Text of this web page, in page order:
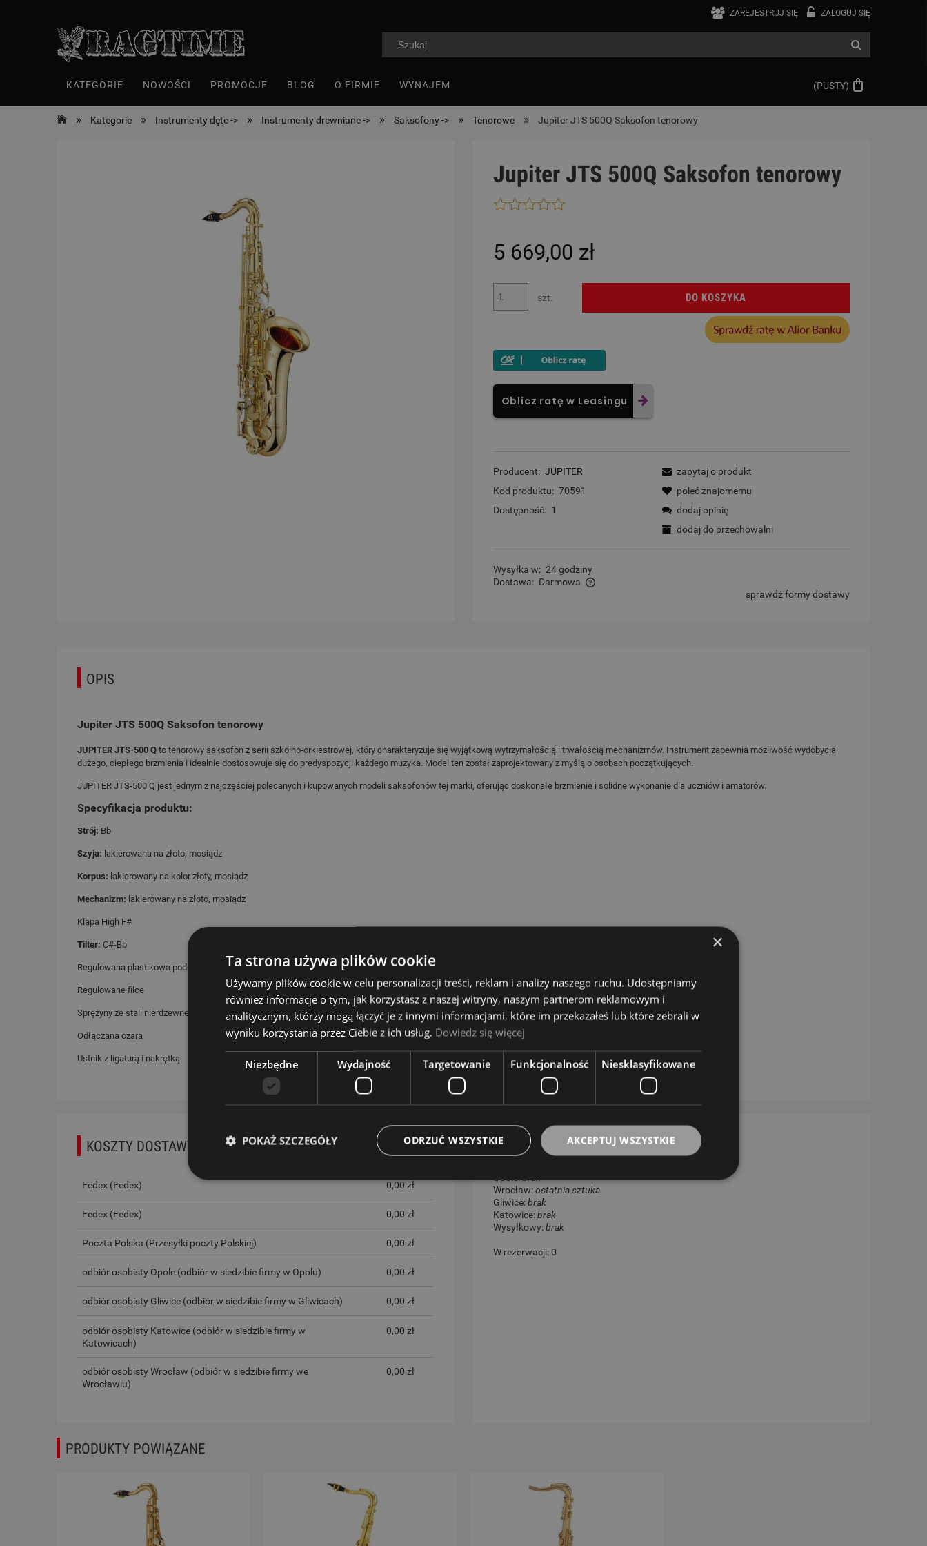
ZAREJESTRUJ SIĘ ZALOGUJ SIĘ
(PUSTY)
KATEGORIE NOWOŚCI PROMOCJE BLOG O FIRMIE WYNAJEM
» Kategorie » Instrumenty dęte -> » Instrumenty drewniane -> » Saksofony -> » Tenorowe » Jupiter JTS 500Q Saksofon tenorowy
Jupiter JTS 500Q Saksofon tenorowy
5 669,00 zł
szt. DO KOSZYKA
Oblicz ratę w Leasingu
Producent: JUPITER
Kod produktu: 70591
Dostępność: 1
zapytaj o produkt
poleć znajomemu
dodaj opinię
dodaj do przechowalni
Wysyłka w: 24 godziny
Dostawa: Darmowa
sprawdź formy dostawy
OPIS
Jupiter JTS 500Q Saksofon tenorowy
JUPITER JTS-500 Q to tenorowy saksofon z serii szkolno-orkiestrowej, który charakteryzuje się wyjątkową wytrzymałością i trwałością mechanizmów. Instrument zapewnia możliwość wydobycia
dużego, ciepłego brzmienia i idealnie dostosowuje się do predyspozycji każdego muzyka. Model ten został zaprojektowany z myślą o osobach początkujących.
JUPITER JTS-500 Q jest jednym z najczęściej polecanych i kupowanych modeli saksofonów tej marki, oferując doskonałe brzmienie i solidne wykonanie dla uczniów i amatorów.
Specyfikacja produktu:
Strój: Bb
Szyja: lakierowana na złoto, mosiądz
Korpus: lakierowany na kolor złoty, mosiądz
Mechanizm: lakierowany na złoto, mosiądz
Klapa High F#
Tilter: C#-Bb
Regulowana plastikowa podpórka pod kciuk
Regulowane filce
Sprężyny ze stali nierdzewnej
Odłączana czara
Ustnik z ligaturą i nakrętką
KOSZTY DOSTAWY
CENA NIE ZAWIERA EWENTUALNYCH KOSZTÓW
Fedex (Fedex) 0,00 zł
Fedex (Fedex) 0,00 zł
Poczta Polska (Przesyłki poczty Polskiej) 0,00 zł
odbiór osobisty Opole (odbiór w siedzibie firmy w Opolu) 0,00 zł
odbiór osobisty Gliwice (odbiór w siedzibie firmy w Gliwicach) 0,00 zł
odbiór osobisty Katowice (odbiór w siedzibie firmy w
Katowicach)
0,00 zł
odbiór osobisty Wrocław (odbiór w siedzibie firmy we
Wrocławiu)
0,00 zł
STANY MAGAZYNOWE
Opole:brak
Wrocław:ostatnia sztuka
Gliwice:brak
Katowice:brak
Wysyłkowy:brak
W rezerwacji: 0
PRODUKTY POWIĄZANE
×
Ta strona używa plików cookie
Używamy plików cookie w celu personalizacji treści, reklam i analizy naszego ruchu. Udostępniamy
również informacje o tym, jak korzystasz z naszej witryny, naszym partnerom reklamowym i
analitycznym, którzy mogą łączyć je z innymi informacjami, które im przekazałeś lub które zebrali w
wyniku korzystania przez Ciebie z ich usług. Dowiedz się więcej
Niezbędne Wydajność Targetowanie Funkcjonalność Niesklasyfikowane
AKCEPTUJ WSZYSTKIE
ODRZUĆ WSZYSTKIE
POKAŻ SZCZEGÓŁY